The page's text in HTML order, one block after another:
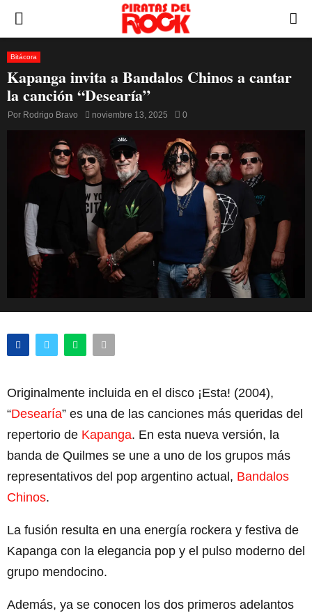
PRIMARY
MENU
Bitácora
Kapanga invita a Bandalos Chinos a cantar
la canción “Desearía”
Por Rodrigo Bravo noviembre 13, 2025 0
Originalmente incluida en el disco ¡Esta! (2004),
“Desearía” es una de las canciones más queridas del
repertorio de Kapanga. En esta nueva versión, la
banda de Quilmes se une a uno de los grupos más
representativos del pop argentino actual, Bandalos
Chinos.
La fusión resulta en una energía rockera y festiva de
Kapanga con la elegancia pop y el pulso moderno del
grupo mendocino.
Además, ya se conocen los dos primeros adelantos